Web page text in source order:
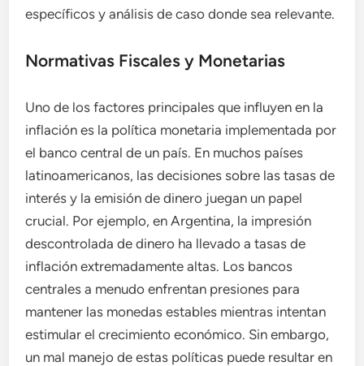
específicos y análisis de caso donde sea relevante.
Normativas Fiscales y Monetarias
Uno de los factores principales que influyen en la
inflación es la política monetaria implementada por
el banco central de un país. En muchos países
latinoamericanos, las decisiones sobre las tasas de
interés y la emisión de dinero juegan un papel
crucial. Por ejemplo, en Argentina, la impresión
descontrolada de dinero ha llevado a tasas de
inflación extremadamente altas. Los bancos
centrales a menudo enfrentan presiones para
mantener las monedas estables mientras intentan
estimular el crecimiento económico. Sin embargo,
un mal manejo de estas políticas puede resultar en